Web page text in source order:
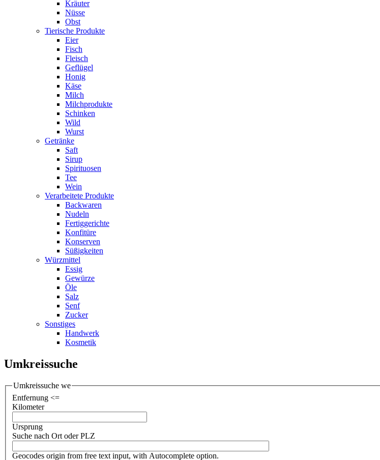
Kräuter
Nüsse
Obst
Tierische Produkte
Eier
Fisch
Fleisch
Geflügel
Honig
Käse
Milch
Milchprodukte
Schinken
Wild
Wurst
Getränke
Saft
Sirup
Spirituosen
Tee
Wein
Verarbeitete Produkte
Backwaren
Nudeln
Fertiggerichte
Konfitüre
Konserven
Süßigkeiten
Würzmittel
Essig
Gewürze
Öle
Salz
Senf
Zucker
Sonstiges
Handwerk
Kosmetik
Umkreissuche
Umkreissuche we
Entfernung <=
Kilometer
Ursprung
Suche nach Ort oder PLZ
Geocodes origin from free text input, with Autocomplete option.